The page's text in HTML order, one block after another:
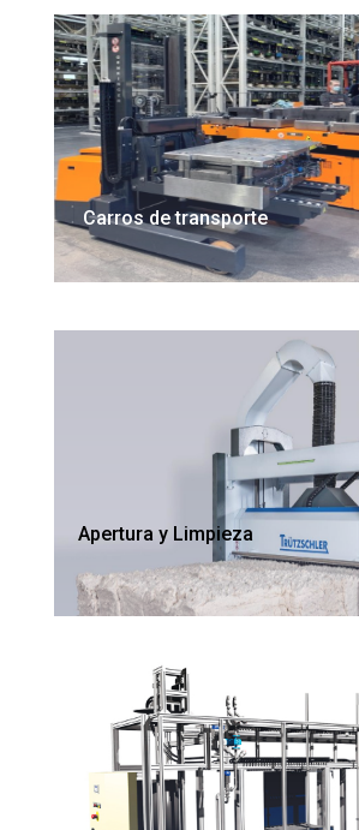
Carros de transporte
Apertura y Limpieza